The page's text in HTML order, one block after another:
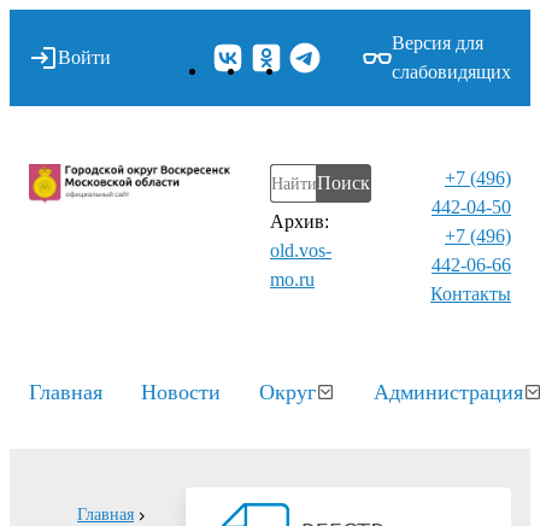
Войти
Версия для
слабовидящих
Поиск
Архив:
old.vos-
mo.ru
+7 (496)
442-04-50
+7 (496)
442-06-66
Контакты⁠
Главная Новости Округ Администрация
Главная